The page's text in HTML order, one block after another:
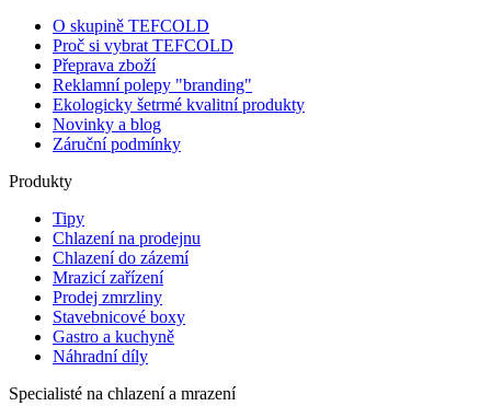
O skupině TEFCOLD
Proč si vybrat TEFCOLD
Přeprava zboží
Reklamní polepy "branding"
Ekologicky šetrmé kvalitní produkty
Novinky a blog
Záruční podmínky
Produkty
Tipy
Chlazení na prodejnu
Chlazení do zázemí
Mrazicí zařízení
Prodej zmrzliny
Stavebnicové boxy
Gastro a kuchyně
Náhradní díly
Specialisté na chlazení a mrazení